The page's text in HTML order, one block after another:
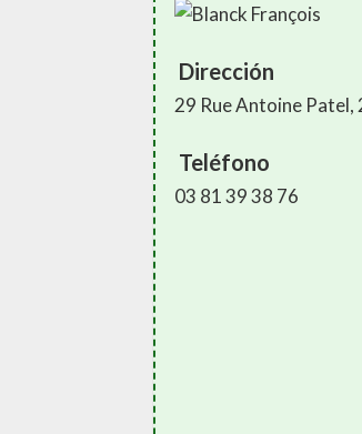
Dirección
29 Rue Antoine
Teléfono
03 81 39 38 76